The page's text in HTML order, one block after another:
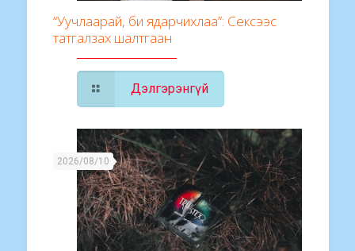
“Уучлаарай, би ядарчихлаа”: Сексээс
татгалзах шалтгаан
Дэлгэрэнгүй
2026/08/10